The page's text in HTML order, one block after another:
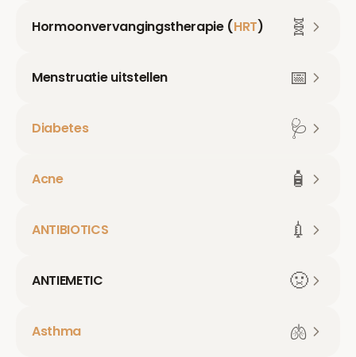
Hormoonvervangingstherapie (HRT) 🧬
Menstruatie uitstellen 📅
Diabetes 🩺
Acne 🧴
ANTIBIOTICS 💉
ANTIEMETIC 🤢
Asthma 🫁